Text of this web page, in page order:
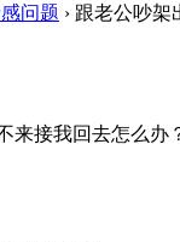
问题 › 跟老公吵架
来接我回去怎么办